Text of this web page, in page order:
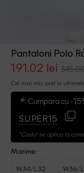
Pantaloni Polo
191.02 lei
Cel mai mic pret in
Cumpara cu -
SUPER15
*Codul se aplica la
Marime:
W34/L32 W36/